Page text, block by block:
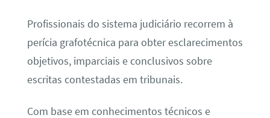
Profissionais do sistema judiciário recorrem à
perícia grafotécnica para obter esclarecimentos
objetivos, imparciais e conclusivos sobre
escritas contestadas em tribunais.
Com base em conhecimentos técnicos e